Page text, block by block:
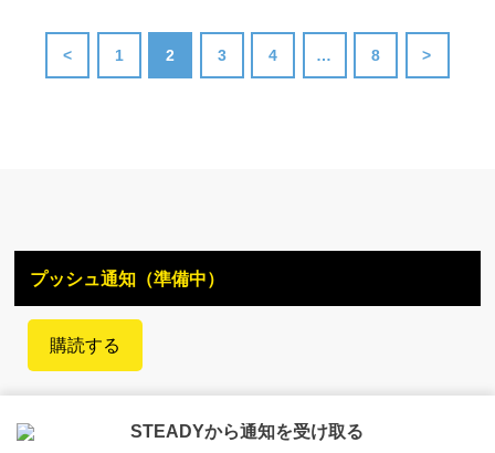
< 1 2 3 4 … 8 >
プッシュ通知（準備中）
購読する
STEADYから通知を受け取る